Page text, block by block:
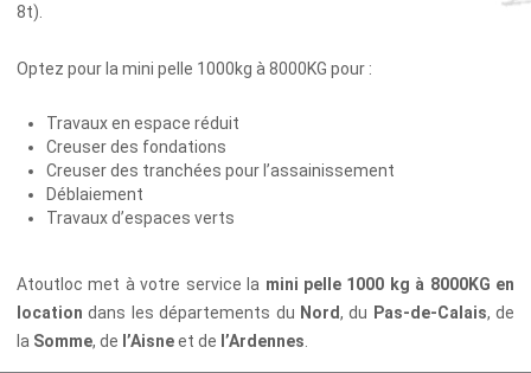
8t).
Optez pour la mini pelle 1000kg à 8000KG pour :
Travaux en espace réduit
Creuser des fondations
Creuser des tranchées pour l’assainissement
Déblaiement
Travaux d’espaces verts
Atoutloc met à votre service la mini pelle 1000 kg à 8000KG en
location dans les départements du Nord, du Pas-de-Calais, de
la Somme, de l’Aisneet de l’Ardennes